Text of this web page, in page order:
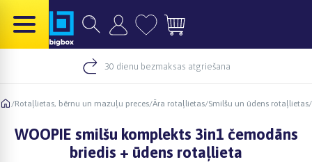
30 dienu bezmaksas atgriešana
/Rotaļlietas, bērnu un mazuļu preces/Āra rotaļlietas/Smilšu un ūdens rotaļlietas/
WOOPIE smilšu komplekts 3in1 čemodāns
briedis + ūdens rotaļlieta